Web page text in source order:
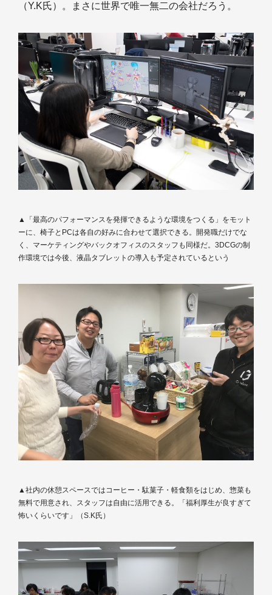
（Y.K氏）。まさに世界で唯一無二の会社だろう。
▲「最高のパフォーマンスを発揮できるような環境をつくる」をモット
ーに、椅子とPCは各自の好みに合わせて選択できる。開発職だけでな
く、マーケティングやバックオフィスのスタッフも同様だ。3DCGの制
作環境では今後、液晶タブレットの導入も予定されているという
▲社内の休憩スペースではコーヒー・駄菓子・軽食類をはじめ、惣菜も
無料で用意され、スタッフは自由に活用できる。「福利厚生が良すぎて
怖いくらいです」（S.K氏）